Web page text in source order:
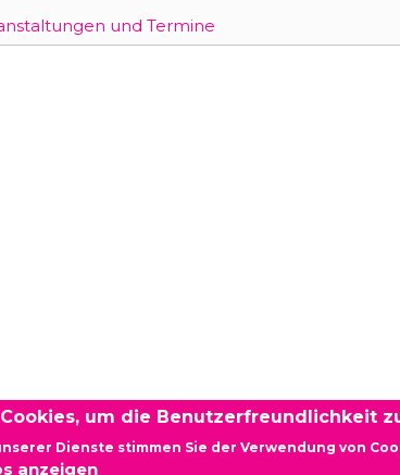
und Termine
Ort Baden-Württemberg
um die Benutzerfreundlichkeit
Dienste stimmen Sie der Verwendung von
anzeigen